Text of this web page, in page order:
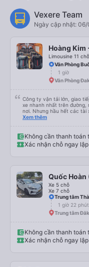
Vexere Team
Ngày cập nhật:
Hoàng Kim
Limousine 11 chỗ
Văn Phòng
1 giờ
Văn Phòng
Công ty vận tải lớn, giao
xe nhanh nhất trên đường,
nơi. Nhưng hầu hết các tài
cả.
Xem thêm
Không cần thanh toán
Xác nhận chỗ ngay
Quốc Hoàn
Xe 5 chỗ
Xe 7 chỗ
Trung tâm
1 giờ 22 phút
Trung tâm
Không cần thanh toán
Xác nhận chỗ ngay